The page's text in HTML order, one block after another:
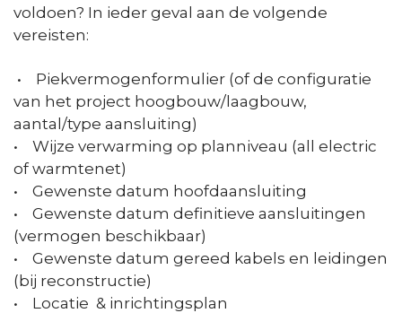
voldoen? In ieder geval aan de volgende
vereisten:
• Piekvermogenformulier (of de configuratie
van het project hoogbouw/laagbouw,
aantal/type aansluiting)
• Wijze verwarming op planniveau (all electric
of warmtenet)
• Gewenste datum hoofdaansluiting
• Gewenste datum definitieve aansluitingen
(vermogen beschikbaar)
• Gewenste datum gereed kabels en leidingen
(bij reconstructie)
• Locatie & inrichtingsplan